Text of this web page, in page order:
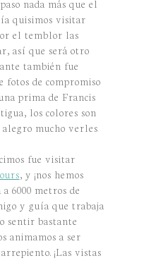
nada más que el
quisimos visitar
el temblor las
así que será otro
también fue
fotos de compromiso
prima de Francis
los colores son
mucho verles
fue visitar
, y ¡nos hemos
6000 metros de
y guía que trabaja
sentir bastante
animamos a ser
¡Las vistas